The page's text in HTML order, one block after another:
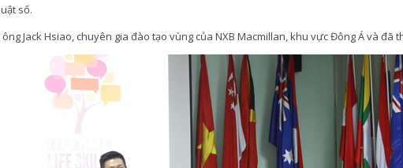
số.
Jack Hsiao, chuyên gia đào tạo vùng của NXB Macmillan, khu vực Đông Á và đã